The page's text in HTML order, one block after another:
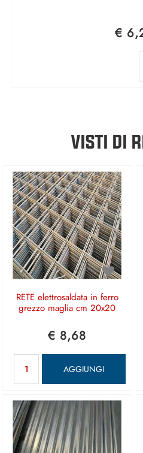
€
VISTI DI
RETE elettrosaldata in ferro
grezzo maglia cm 20x20
€ 8,68
AGGIUNGI